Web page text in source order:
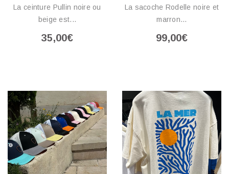
La ceinture Pullin noire ou
beige est...
35,00€
La sacoche Rodelle noire et
marron...
99,00€